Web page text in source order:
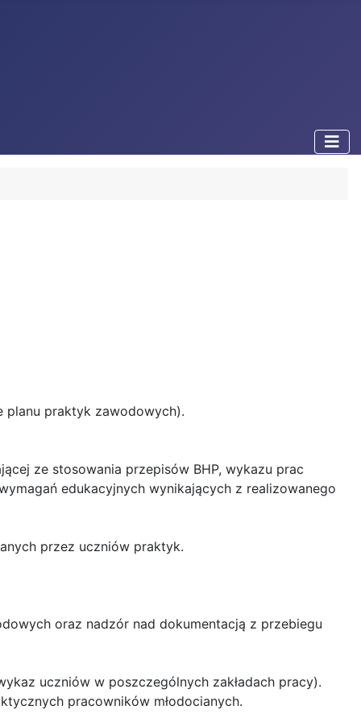
planu praktyk zawodowych).
ze stosowania przepisów BHP, wykazu prac
edukacyjnych wynikających z realizowanego
przez uczniów praktyk.
oraz nadzór nad dokumentacją z przebiegu
uczniów w poszczególnych zakładach pracy).
pracowników młodocianych.